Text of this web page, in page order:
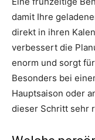
damit Ihre
direkt in ihren
verbessert die
enorm und sorgt
Besonders bei
Hauptsaison oder
dieser Schritt sehr